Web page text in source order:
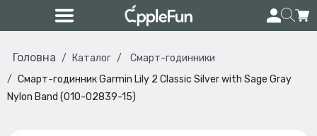
Головна Каталог
Смарт-годинники
Смарт-годинник Garmin Lily 2 Classic Silver with Sage Gray
Nylon Band (010-02839-15)